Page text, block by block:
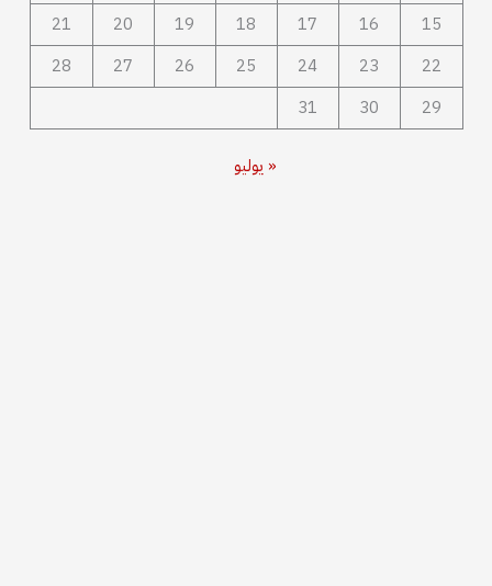
15
16
17
18
19
20
21
22
23
24
25
26
27
28
29
30
31
« يوليو